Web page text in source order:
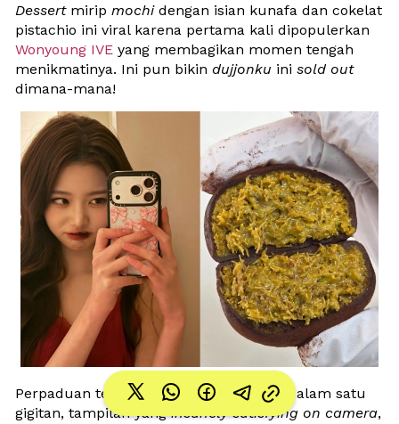
Dessert mirip mochi dengan isian kunafa dan cokelat
Wonyoung IVE yang membagikan momen tengah
menikmatinya. Ini pun bikin dujjonku ini
sold out
dimana-mana!
Perpaduan tekstur chewy dan crunchy
dalam satu
gigitan, tampilan yang insanely satisfying on camera,